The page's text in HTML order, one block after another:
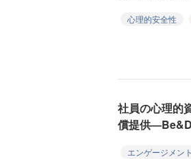
心理的安全性
社員の心理的
償提供
エンゲージメント